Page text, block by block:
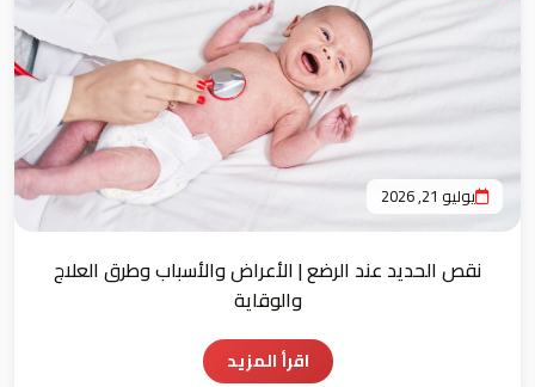
يوليو 21, 2026
نقص الحديد عند الرضع | الأعراض والأسباب وطرق العلاج
والوقاية
اقرأ المزيد